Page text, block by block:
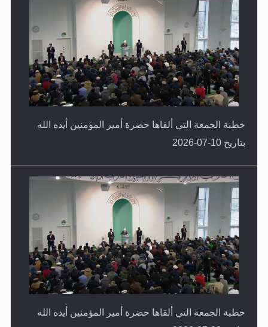
خطبة الجمعة التي ألقاها حضرة أمير المؤمنين أيده الله
خطبة الجمعة التي ألقاها حضرة أمير المؤمنين أيده الله